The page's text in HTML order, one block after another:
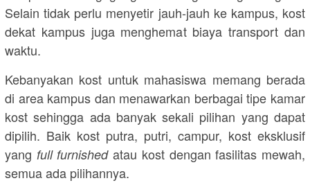
Selain tidak perlu menyetir jauh-jauh ke kampus, kost
dekat kampus juga menghemat biaya transport dan
waktu.
Kebanyakan kost untuk mahasiswa memang berada
di area kampus dan menawarkan berbagai tipe kamar
kost sehingga ada banyak sekali pilihan yang dapat
dipilih. Baik kost putra, putri, campur, kost eksklusif
yang full furnishedatau kost dengan fasilitas mewah,
semua ada pilihannya.